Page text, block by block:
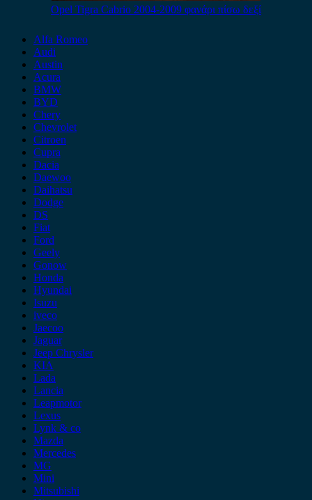
Opel Tigra Cabrio 2004-2009 φανάρι πίσω δεξί
Alfa Romeo
Audi
Austin
Acura
BMW
BYD
Chery
Chevrolet
Citroen
Cupra
Dacia
Daewoo
Daihatsu
Dodge
DS
Fiat
Ford
Geely
Gonow
Honda
Hyundai
Isuzu
iveco
Jaecoo
Jaguar
Jeep Chrysler
KIA
Lada
Lancia
Leapmotor
Lexus
Lynk & co
Mazda
Mercedes
MG
Mini
Mitsubishi